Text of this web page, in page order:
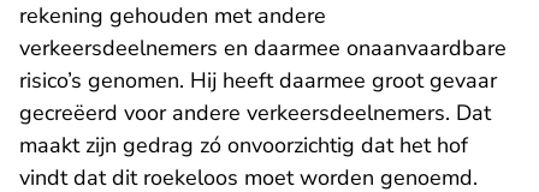
rekening gehouden met andere
verkeersdeelnemers en daarmee onaanvaardbare
risico’s genomen. Hij heeft daarmee groot gevaar
gecreëerd voor andere verkeersdeelnemers. Dat
maakt zijn gedrag zó onvoorzichtig dat het hof
vindt dat dit roekeloos moet worden genoemd.